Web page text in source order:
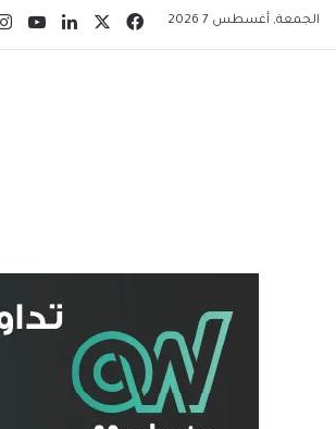
الجمعة, أغسطس 7 2026 فيسبوك لينكدإن